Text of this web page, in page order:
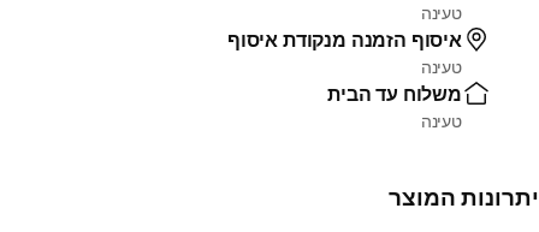
טעינה
איסוף הזמנה מנקודת איסוף
טעינה
משלוח עד הבית
טעינה
יתרונות המוצר